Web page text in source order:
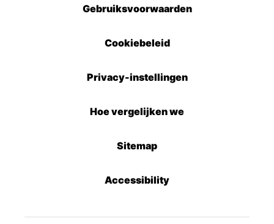
Gebruiksvoorwaarden
Cookiebeleid
Privacy-instellingen
Hoe vergelijken we
Sitemap
Accessibility